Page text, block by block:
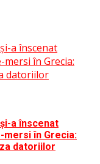
a înscenat
în Grecia:
datoriilor
a înscenat
mersi în Grecia:
datoriilor